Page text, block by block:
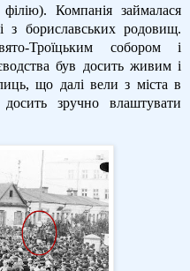
Компанія займалася
з бориславських родовищ.
Троїцьким собором і
був досить живим і
що далі вели з міста в
зручно влаштувати